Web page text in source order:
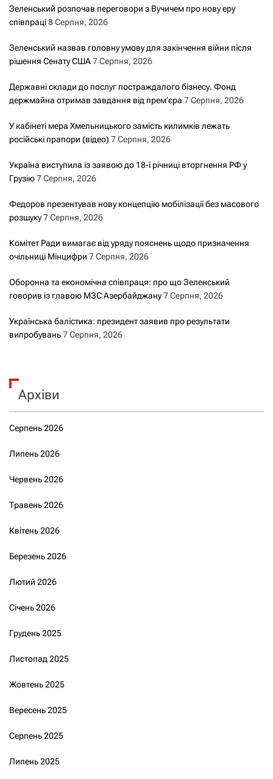
Зеленський розпочав переговори з Вучичем про нову еру
співпраці8 Серпня, 2026
Зеленський назвав головну умову для закінчення війни після
рішення Сенату США7 Серпня, 2026
Державні склади до послуг постраждалого бізнесу. Фонд
держмайна отримав завдання від прем’єра 7 Серпня, 2026
У кабінеті мера Хмельницького замість килимків лежать
російські прапори (відео) 7 Серпня, 2026
Україна виступила із заявою до 18-ї річниці вторгнення РФ у
Грузію7 Серпня, 2026
Федоров презентував нову концепцію мобілізації без масового
розшуку7 Серпня, 2026
Комітет Ради вимагає від уряду пояснень щодо призначення
очільниці Мінцифри 7 Серпня, 2026
Оборонна та економічна співпраця: про що Зеленський
говорив із главою МЗС Азербайджану7 Серпня, 2026
Українська балістика: президент заявив про результати
випробувань7 Серпня, 2026
Архіви
Серпень 2026
Липень 2026
Червень 2026
Травень 2026
Квітень 2026
Березень 2026
Лютий 2026
Січень 2026
Грудень 2025
Листопад 2025
Жовтень 2025
Вересень 2025
Серпень 2025
Липень 2025